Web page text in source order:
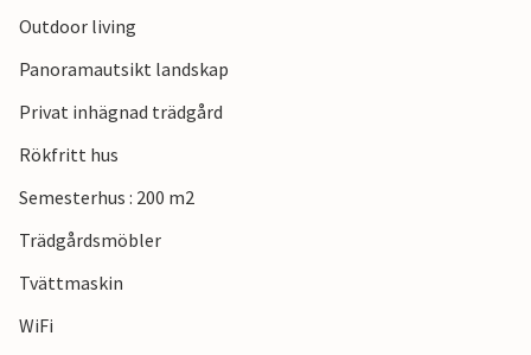
Outdoor living
Panoramautsikt landskap
Privat inhägnad trädgård
Rökfritt hus
Semesterhus : 200 m2
Trädgårdsmöbler
Tvättmaskin
WiFi